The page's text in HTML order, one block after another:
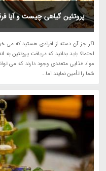
پروتئین گیاهی چیست و آیا
اگر جز آن دسته از افرادی هستید که می
احتمالا باید بدانید که دریافت پروتئین
مواد غذایی متعددی وجود دارند که می
شما را تأمین نمایند اما...